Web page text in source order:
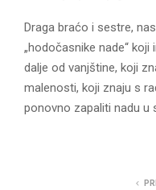
Draga braćo i sestre,
„hodočasnike nade“
dalje od vanjštine, koji
malenosti, koji znaju s
ponovno zapaliti nadu u